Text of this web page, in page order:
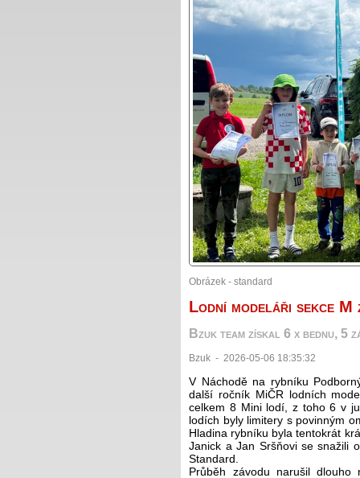
Obrázek - standard
Lodní modeláři sekce M
Bzuk team získal 6 x bednu, 5
Bzuk - 2026-05-06 18:35:32
V Náchodě na rybníku
další ročník MiČR lodních
celkem 8 Mini lodí, z toho 6 v
lodích byly limitery s povinným
Hladina rybníku byla tentokrát
Janick a Jan Sršňovi se snažili
Standard.
Průběh závodu narušil